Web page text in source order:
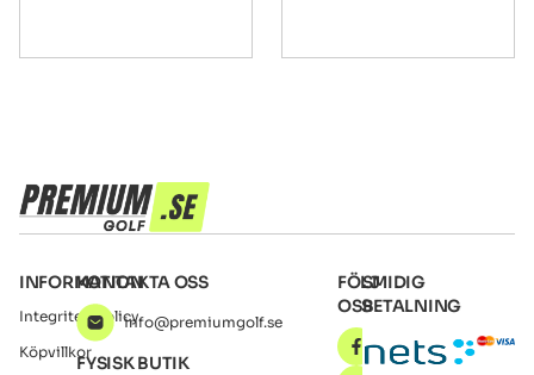
INFORMATION
Integritetspolicy
Köpvillkor
KONTAKTA OSS
info@premiumgolf.se
FYSISK BUTIK
FÖLJ
OSS
SMIDIG
BETALNING